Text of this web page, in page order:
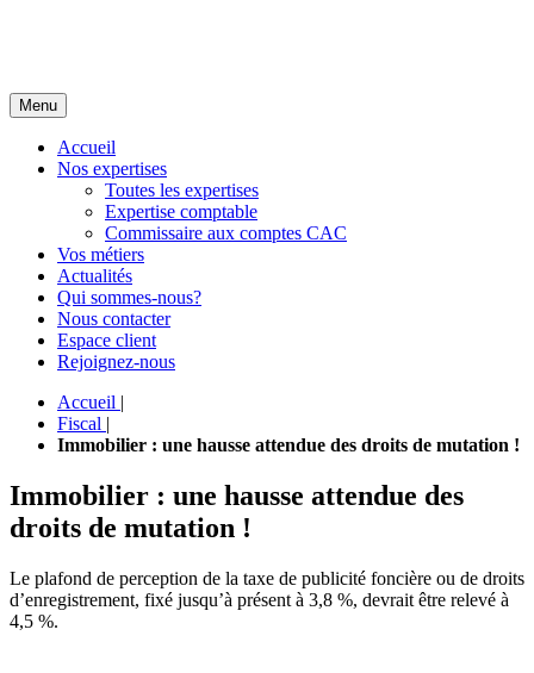
Menu
Accueil
Nos expertises
Toutes les expertises
Expertise comptable
Commissaire aux comptes CAC
Vos métiers
Actualités
Qui sommes-nous?
Nous contacter
Espace client
Rejoignez-nous
Accueil |
Fiscal |
Immobilier : une hausse attendue des droits de mutation !
Immobilier : une hausse attendue des
droits de mutation !
Le plafond de perception de la taxe de publicité foncière ou de droits
d’enregistrement, fixé jusqu’à présent à 3,8 %, devrait être relevé à
4,5 %.